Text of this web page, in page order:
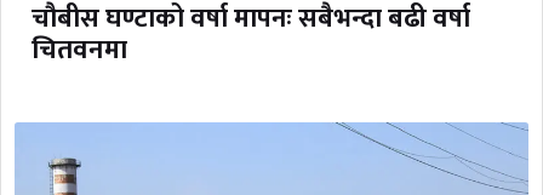
चौबीस घण्टाको वर्षा मापनः सबैभन्दा बढी वर्षा
चितवनमा